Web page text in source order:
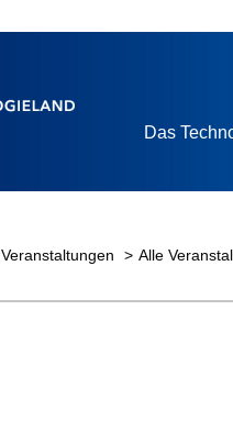
Das
Veranstaltungen Alle